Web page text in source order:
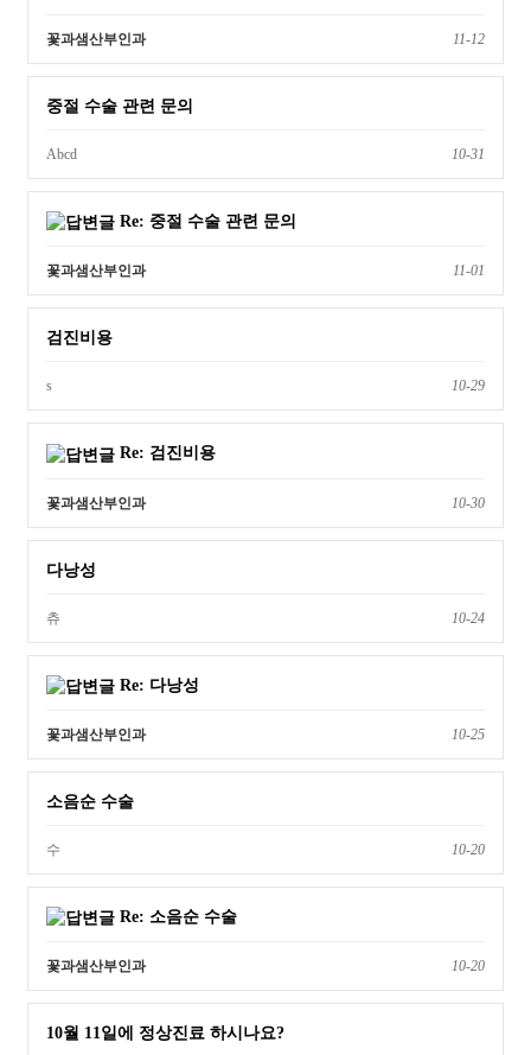
꽃과샘산부인과 11-12
중절 수술 관련 문의
Abcd 10-31
Re: 중절 수술 관련 문의
꽃과샘산부인과 11-01
검진비용
s 10-29
Re: 검진비용
꽃과샘산부인과 10-30
다낭성
츄 10-24
Re: 다낭성
꽃과샘산부인과 10-25
소음순 수술
수 10-20
Re: 소음순 수술
꽃과샘산부인과 10-20
10월 11일에 정상진료 하시나요?